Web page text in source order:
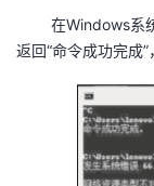
学
持
在Windows系
返回“命令成功完成